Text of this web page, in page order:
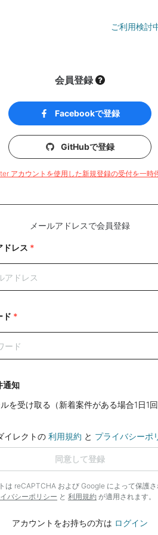
ご利用検討
会員登録
Facebookで登録
GitHubで登録
アカウントを使用した新規登録の受付を一時
メールアドレスで会員登録
ドレス *
ド *
通知
ルを受け取る（新着案件がある場合1日1
イレクトの 利用規約 と プライバシーポ
同意して登録
は reCAPTCHA および Google によって保護
バシーポリシー と 利用規約 が適用されます。
アカウントをお持ちの方は ログイン